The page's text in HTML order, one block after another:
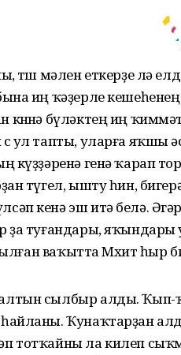
төш мәлен еткерҙе лә
иң ҡәҙерле кешеһенең
бүләктең иң
ул тапты, уларға яҡшы
күҙҙәренә генә ҡарап
түгел, ышту һин,
кенә эш итә белә.
туғандары, яҡындары
ваҡытта Мөхит һыр
сылбыр алды. Ҡып-
һайланы. Ҡунаҡтарҙан
тотҡайны ла килеп